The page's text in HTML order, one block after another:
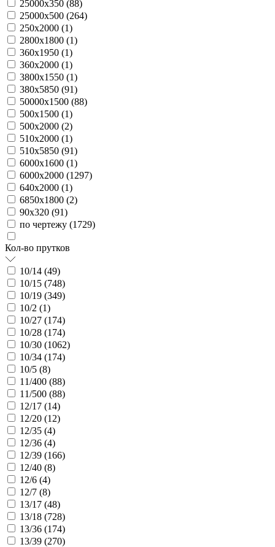
25000х350 (88)
25000х500 (264)
250х2000 (1)
2800х1800 (1)
360х1950 (1)
360х2000 (1)
3800х1550 (1)
380х5850 (91)
50000х1500 (88)
500х1500 (1)
500х2000 (2)
510х2000 (1)
510х5850 (91)
6000х1600 (1)
6000х2000 (1297)
640х2000 (1)
6850х1800 (2)
90х320 (91)
по чертежу (1729)
Кол-во прутков
10/14 (49)
10/15 (748)
10/19 (349)
10/2 (1)
10/27 (174)
10/28 (174)
10/30 (1062)
10/34 (174)
10/5 (8)
11/400 (88)
11/500 (88)
12/17 (14)
12/20 (12)
12/35 (4)
12/36 (4)
12/39 (166)
12/40 (8)
12/6 (4)
12/7 (8)
13/17 (48)
13/18 (728)
13/36 (174)
13/39 (270)